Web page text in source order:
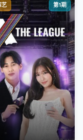
艺 第1期